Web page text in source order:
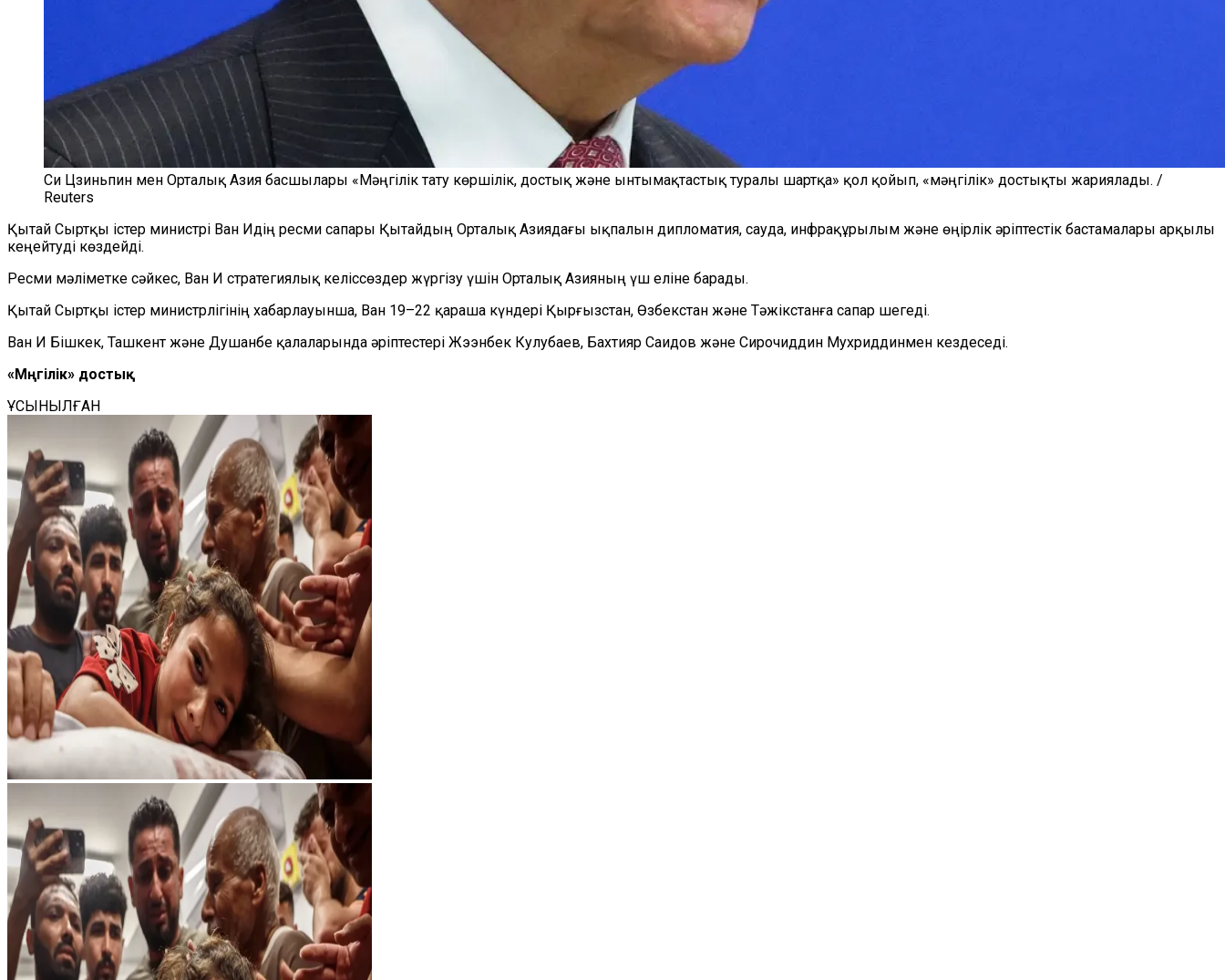
Си Цзиньпин мен Орталық Азия басшылары «Мәңгілік тату көршілік, достық және ынтымақтастық туралы шартқа» қол қойып, «мәңгілік» достықты жариялады. /
Reuters
Қытай Сыртқы істер министрі Ван Идің ресми сапары Қытайдың Орталық Азиядағы ықпалын дипломатия, сауда, инфрақұрылым және өңірлік әріптестік бастамалары арқылы
кеңейтуді көздейді.
Ресми мәліметке сәйкес, Ван И стратегиялық келіссөздер жүргізу үшін Орталық Азияның үш еліне барады.
Қытай Сыртқы істер министрлігінің хабарлауынша, Ван 19–22 қараша күндері Қырғызстан, Өзбекстан және Тәжікстанға сапар шегеді.
Ван И Бішкек, Ташкент және Душанбе қалаларында әріптестері Жээнбек Кулубаев, Бахтияр Саидов және Сирочиддин Мухриддинмен кездеседі.
«Мәңгілік» достық
ҰСЫНЫЛҒАН